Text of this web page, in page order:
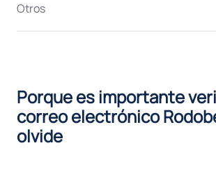
Otros
Porque es importante
correo electrónico
olvide